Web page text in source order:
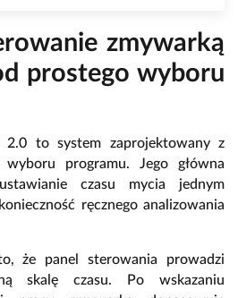
zmywarką
prostego wyboru
2.0 to system zaprojektowany z
programu. Jego główna
czasu mycia jednym
ręcznego analizowania
że panel sterowania prowadzi
skalę czasu. Po wskazaniu